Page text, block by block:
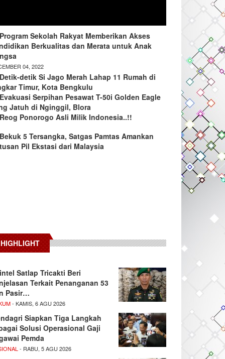
Sekolah Rakyat Memberikan Akses
Berkualitas dan Merata untuk Anak
04, 2022
Detik-detik Si Jago Merah Lahap 11 Rumah di
Timur, Kota Bengkulu
Evakuasi Serpihan Pesawat T-50i Golden Eagle
Jatuh di Nginggil, Blora
Reog Ponorogo Asli Milik Indonesia..!!
Bekuk 5 Tersangka, Satgas Pamtas Amankan
Pil Ekstasi dari Malaysia
HIGHLIGHT
Satlap Tricakti Beri
Terkait Penanganan 53
Pasir…
- KAMIS, 6 AGU 2026
Siapkan Tiga Langkah
Solusi Operasional Gaji
Pemda
- RABU, 5 AGU 2026